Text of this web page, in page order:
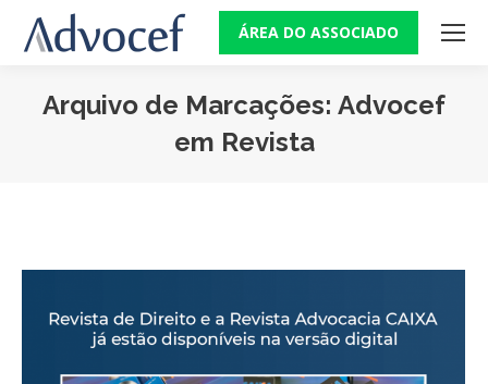
ÁREA DO ASSOCIADO
Arquivo de Marcações: Advocef
em Revista